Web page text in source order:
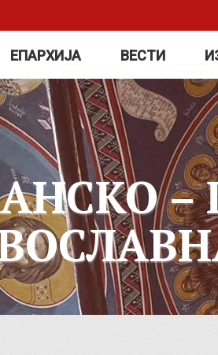
ЕПАРХИЈА ВЕСТИ
–